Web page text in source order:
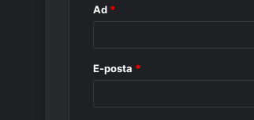
Ad *
E-posta *